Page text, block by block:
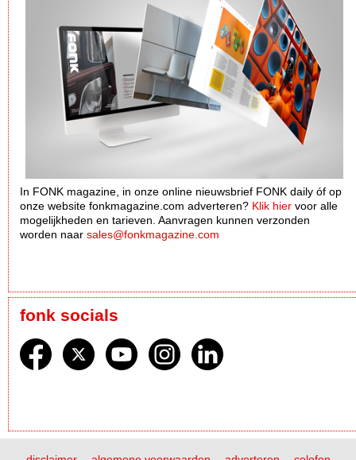
In FONK magazine, in onze online nieuwsbrief FONK daily óf op
onze website fonkmagazine.com adverteren? Klik hier voor alle
mogelijkheden en tarieven. Aanvragen kunnen verzonden
worden naar sales@fonkmagazine.com
fonk socials